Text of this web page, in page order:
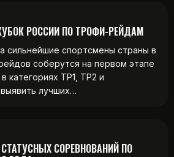
РОССИИ ПО ТРОФИ-РЕЙДАМ
сильнейшие спортсмены страны в
соберутся на первом этапе
категориях ТР1, ТР2 и
лучших…
СОРЕВНОВАНИЙ ПО